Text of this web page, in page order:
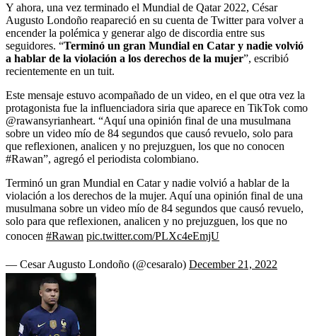
Y ahora, una vez terminado el Mundial de Qatar 2022, César
Augusto Londoño reapareció en su cuenta de Twitter para volver a
encender la polémica y generar algo de discordia entre sus
seguidores. “Terminó un gran Mundial en Catar y nadie volvió
a hablar de la violación a los derechos de la mujer”, escribió
recientemente en un tuit.
Este mensaje estuvo acompañado de un video, en el que otra vez la
protagonista fue la influenciadora siria que aparece en TikTok como
@rawansyrianheart. “Aquí una opinión final de una musulmana
sobre un video mío de 84 segundos que causó revuelo, solo para
que reflexionen, analicen y no prejuzguen, los que no conocen
#Rawan”, agregó el periodista colombiano.
Terminó un gran Mundial en Catar y nadie volvió a hablar de la
violación a los derechos de la mujer. Aquí una opinión final de una
musulmana sobre un video mío de 84 segundos que causó revuelo,
solo para que reflexionen, analicen y no prejuzguen, los que no
conocen #Rawan pic.twitter.com/PLXc4eEmjU
— Cesar Augusto Londoño (@cesaralo) December 21, 2022